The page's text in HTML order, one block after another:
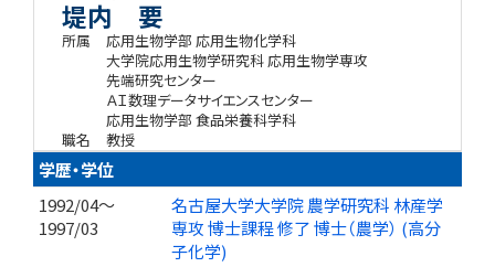
堤内 要
所属
応用生物学部 応用生物化学科
大学院応用生物学研究科 応用生物学専攻
先端研究センター
ＡＩ数理データサイエンスセンター
応用生物学部 食品栄養科学科
職名
教授
学歴・学位
1992/04～
1997/03
名古屋大学大学院 農学研究科 林産学
専攻 博士課程 修了 博士（農学） (高分
子化学)